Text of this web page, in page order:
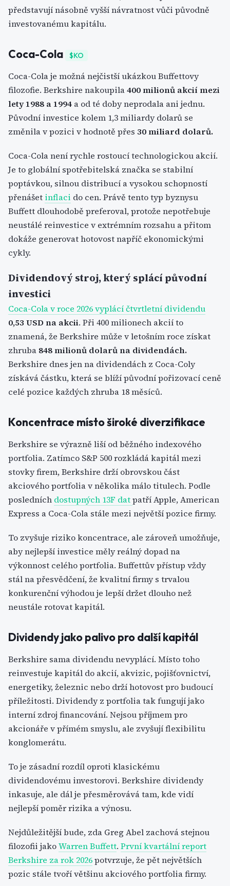
představují násobně vyšší návratnost vůči původně
investovanému kapitálu.
Coca-Cola $KO
Coca-Cola je možná nejčistší ukázkou Buffettovy
filozofie. Berkshire nakoupila400 milionů akcií mezi
lety 1988 a 1994 a od té doby neprodala ani jednu.
Původní investice kolem 1,3 miliardy dolarů se
změnila v pozici v hodnotě přes 30 miliard dolarů.
Coca-Cola není rychle rostoucí technologickou akcií.
Je to globální spotřebitelská značka se stabilní
poptávkou, silnou distribucí a vysokou schopností
přenášet inflaci do cen. Právě tento typ byznysu
Buffett dlouhodobě preferoval, protože nepotřebuje
neustálé reinvestice v extrémním rozsahu a přitom
dokáže generovat hotovost napříč ekonomickými
cykly.
Dividendový stroj, který splácí původní
investici
Coca-Cola v roce 2026 vyplácí čtvrtletní dividendu
0,53 USD na akcii. Při 400 milionech akcií to
znamená, že Berkshire může v letošním roce získat
zhruba 848 milionů dolarů na dividendách.
Berkshire dnes jen na dividendách z Coca-Coly
získává částku, která se blíží původní pořizovací ceně
celé pozice každých zhruba 18 měsíců.
Koncentrace místo široké diverzifikace
Berkshire se výrazně liší od běžného indexového
portfolia. Zatímco S&P 500 rozkládá kapitál mezi
stovky firem, Berkshire drží obrovskou část
akciového portfolia v několika málo titulech. Podle
posledních dostupných 13F datpatří Apple, American
Express a Coca-Cola stále mezi největší pozice firmy.
To zvyšuje riziko koncentrace, ale zároveň umožňuje,
aby nejlepší investice měly reálný dopad na
výkonnost celého portfolia. Buffettův přístup vždy
stál na přesvědčení, že kvalitní firmy s trvalou
konkurenční výhodou je lepší držet dlouho než
neustále rotovat kapitál.
Dividendy jako palivo pro další kapitál
Berkshire sama dividendu nevyplácí. Místo toho
reinvestuje kapitál do akcií, akvizic, pojišťovnictví,
energetiky, železnic nebo drží hotovost pro budoucí
příležitosti. Dividendy z portfolia tak fungují jako
interní zdroj financování. Nejsou příjmem pro
akcionáře v přímém smyslu, ale zvyšují flexibilitu
konglomerátu.
To je zásadní rozdíl oproti klasickému
dividendovému investorovi. Berkshire dividendy
inkasuje, ale dál je přesměrovává tam, kde vidí
nejlepší poměr rizika a výnosu.
Nejdůležitější bude, zda Greg Abel zachová stejnou
filozofii jakoWarren Buffett. První kvartální report
Berkshire za rok 2026potvrzuje, že pět největších
pozic stále tvoří většinu akciového portfolia firmy.